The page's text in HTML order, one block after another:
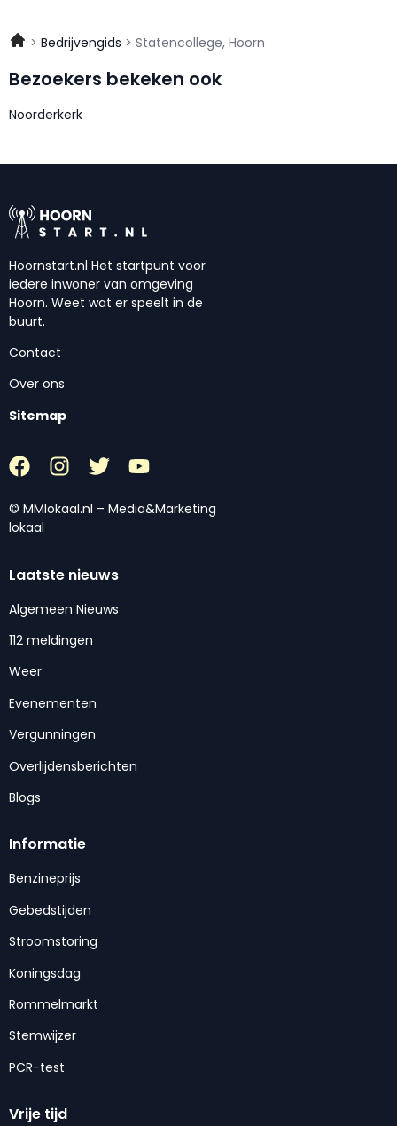
Bedrijvengids Statencollege, Hoorn
Bezoekers bekeken ook
Noorderkerk
Hoornstart.nl Het startpunt voor
iedere inwoner van omgeving
Hoorn. Weet wat er speelt in de
buurt.
Contact
Over ons
Sitemap
© MMlokaal.nl – Media&Marketing
lokaal
Laatste nieuws
Algemeen Nieuws
112 meldingen
Weer
Evenementen
Vergunningen
Overlijdensberichten
Blogs
Informatie
Benzineprijs
Gebedstijden
Stroomstoring
Koningsdag
Rommelmarkt
Stemwijzer
PCR-test
Vrije tijd